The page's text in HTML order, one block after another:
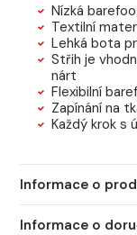
Nízká
Textilní
Lehká bota
Střih je
nárt
Flexibilní
Zapínání na
Každý krok s
Informace o
Informace o